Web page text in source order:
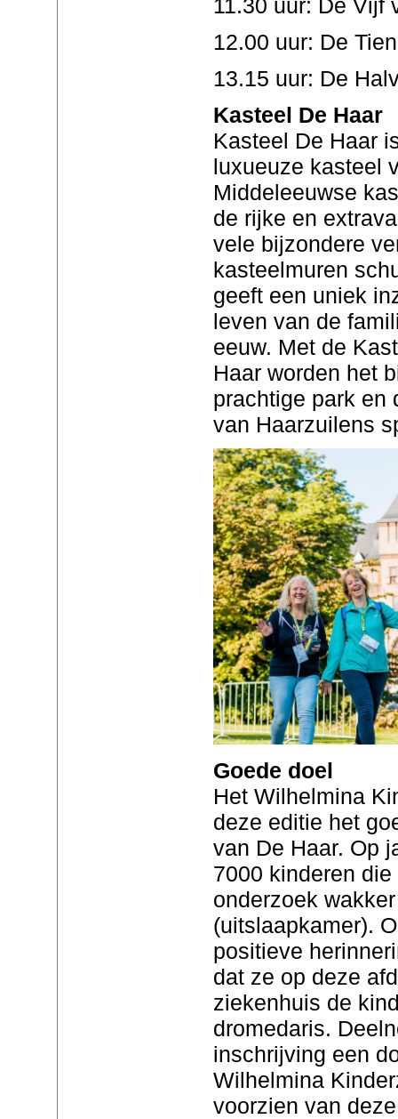
12.00 uur: De
13.15 uur: De
Kasteel De Haar
Kasteel De Haar
luxueuze kasteel
Middeleeuwse
de rijke en
vele bijzondere
kasteelmuren
geeft een uniek
leven van de
eeuw. Met de
Haar worden het
prachtige park en
van Haarzuilens
Goede doel
Het Wilhelmina
deze editie het
van De Haar. Op
7000 kinderen
onderzoek
(uitslaapkamer).
positieve
dat ze op deze
ziekenhuis de
dromedaris.
inschrijving een
Wilhelmina
voorzien van